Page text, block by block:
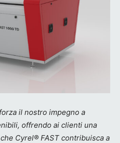
il nostro impegno a
offrendo ai clienti una
Cyrel® FAST contribuisca a